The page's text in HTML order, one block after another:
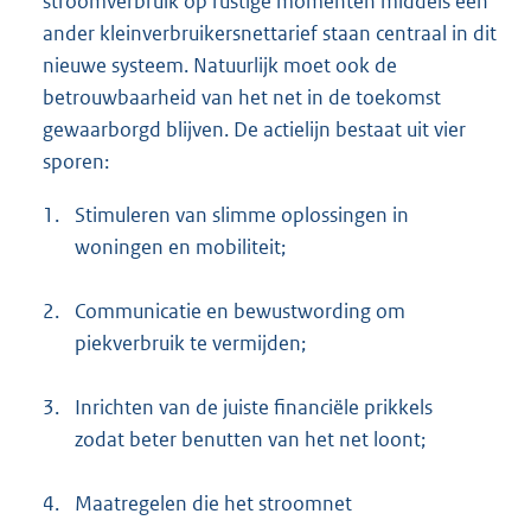
ander kleinverbruikersnettarief staan centraal in dit
nieuwe systeem. Natuurlijk moet ook de
betrouwbaarheid van het net in de toekomst
gewaarborgd blijven. De actielijn bestaat uit vier
sporen:
1.
Stimuleren van slimme oplossingen in
woningen en mobiliteit;
2.
Communicatie en bewustwording om
piekverbruik te vermijden;
3.
Inrichten van de juiste financiële prikkels
zodat beter benutten van het net loont;
4.
Maatregelen die het stroomnet